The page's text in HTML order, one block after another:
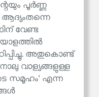
പൂർണ്ണ
വേണ്ട
അതുകൊണ്ട്
നാലു വാള്യങ്ങളുള്ള
സമൂഹം' എന്ന